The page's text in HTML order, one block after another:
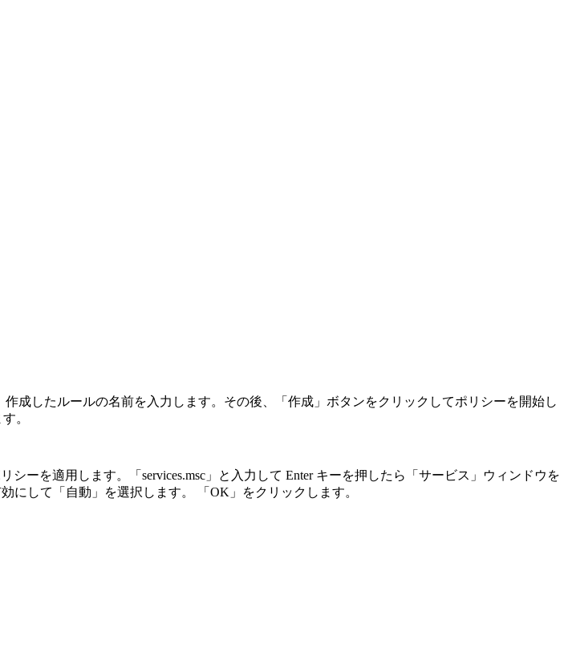
成したルールの名前を入力します。その後、「作成」ボタンをクリックしてポリシーを開始し
。
ーを適用します。「services.msc」と入力して Enter キーを押したら「サービス」ウィンドウを
にして「自動」を選択します。 「OK」をクリックします。